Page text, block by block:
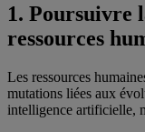
1. Poursuivre
ressources
Les ressources
mutations liées aux
intelligence artificielle,